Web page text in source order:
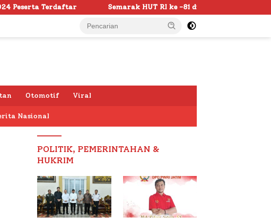
Semarak HUT RI ke -81 di Sumenep Dimulai, Bupati Fauzi Awali
Otomotif Viral
Nasional
POLITIK, PEMERINTAHAN &
HUKRIM